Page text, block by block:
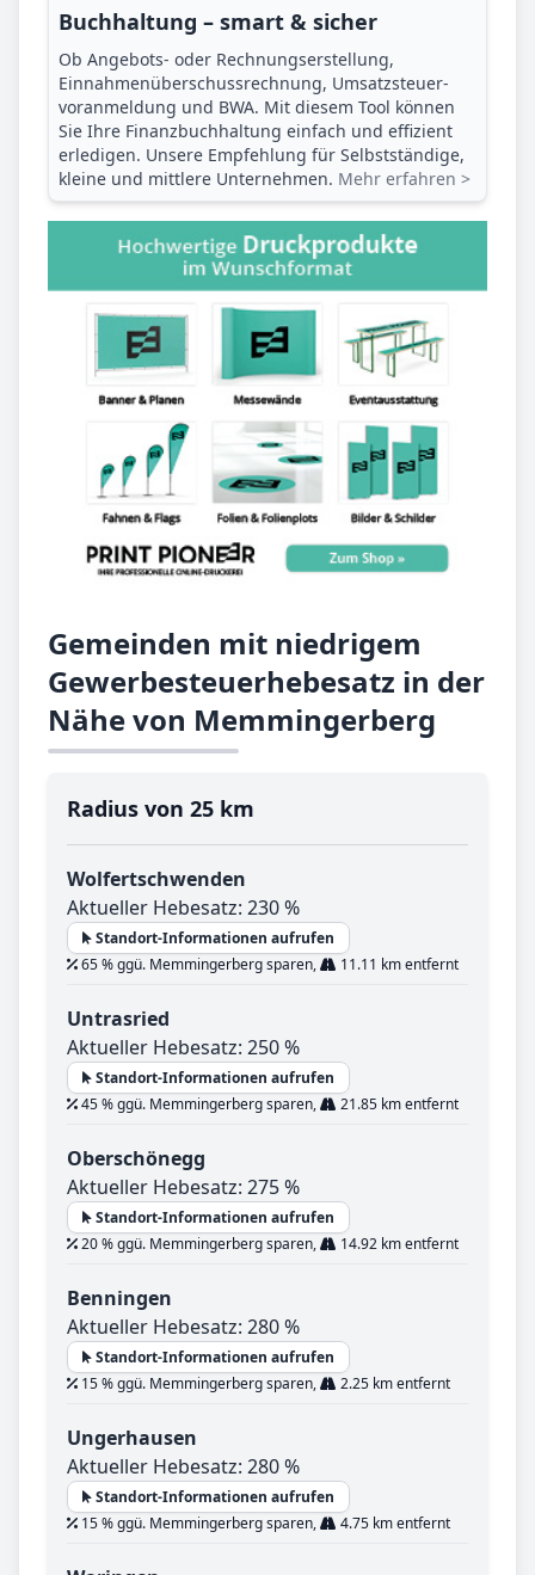
Buchhaltung – smart & sicher
Ob Angebots- oder Rechnungserstellung,
Einnahmenüberschuss­rechnung, Umsatzsteuer­
voranmeldung und BWA. Mit diesem Tool können
Sie Ihre Finanz­buchhaltung einfach und effizient
erledigen. Unsere Empfehlung für Selbstständige,
kleine und mittlere Unternehmen. Mehr erfahren >
Gemeinden mit niedrigem
Gewerbesteuerhebesatz in der
Nähe von Memmingerberg
Radius von 25 km
Wolfertschwenden
Aktueller Hebesatz: 230 %
Standort-Informationen aufrufen
65 % ggü. Memmingerberg sparen,
11.11 km entfernt
Untrasried
Aktueller Hebesatz: 250 %
Standort-Informationen aufrufen
45 % ggü. Memmingerberg sparen,
21.85 km entfernt
Oberschönegg
Aktueller Hebesatz: 275 %
Standort-Informationen aufrufen
20 % ggü. Memmingerberg sparen,
14.92 km entfernt
Benningen
Aktueller Hebesatz: 280 %
Standort-Informationen aufrufen
15 % ggü. Memmingerberg sparen,
2.25 km entfernt
Ungerhausen
Aktueller Hebesatz: 280 %
Standort-Informationen aufrufen
15 % ggü. Memmingerberg sparen,
4.75 km entfernt